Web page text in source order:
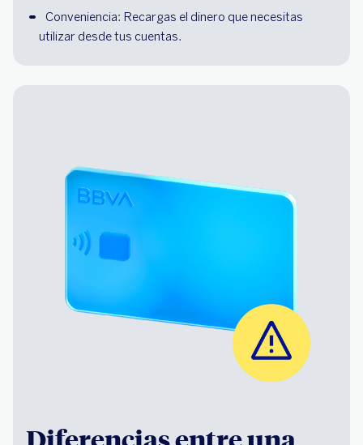
Conveniencia: Recargas el dinero que necesitas
utilizar desde tus cuentas.